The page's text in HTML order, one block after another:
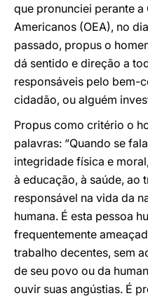
que pronunciei perante
Americanos (OEA), no
passado, propus o
dá sentido e direção a
responsáveis pelo bem-
cidadão, ou alguém
Propus como critério o
palavras: “Quando se
integridade física e
à educação, à saúde, ao
responsável na vida da
humana. É esta pessoa
frequentemente
trabalho decentes, sem
de seu povo ou da
ouvir suas angústias. É